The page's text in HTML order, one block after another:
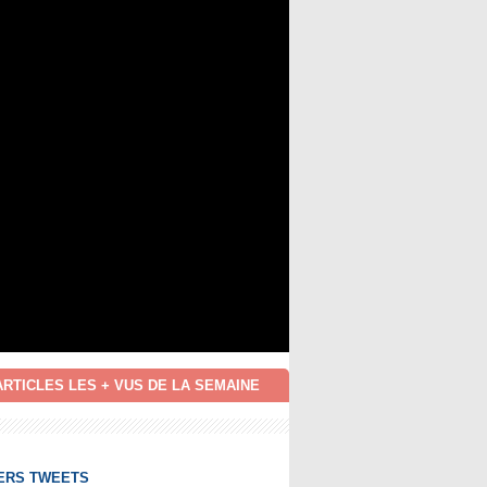
LES + VUS DE LA SEMAINE
TWEETS